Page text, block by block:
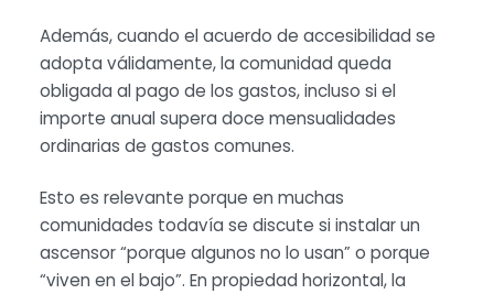
Además, cuando el acuerdo de accesibilidad se
adopta válidamente, la comunidad queda
obligada al pago de los gastos, incluso si el
importe anual supera doce mensualidades
ordinarias de gastos comunes.
Esto es relevante porque en muchas
comunidades todavía se discute si instalar un
ascensor “porque algunos no lo usan” o porque
“viven en el bajo”. En propiedad horizontal, la